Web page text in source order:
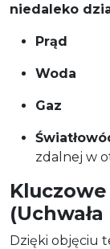
niedaleko
Prąd
Woda
Gaz
zdalnej w
Kluczowe
Dzięki objęciu